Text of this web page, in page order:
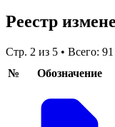
Реестр
Стр. 2 из 5 • Всего: 91
№
Обозначение